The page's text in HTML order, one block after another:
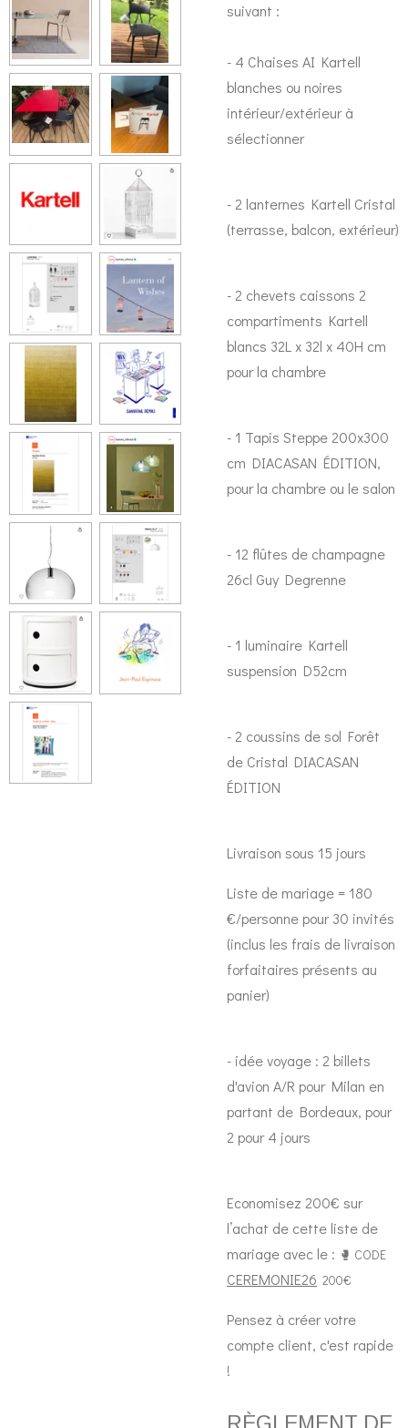
suivant :
- 4 Chaises AI Kartell
blanches ou noires
intérieur/extérieur à
sélectionner
- 2 lanternes Kartell Cristal
(terrasse, balcon, extérieur)
- 2 chevets caissons 2
compartiments Kartell
blancs 32L x 32l x 40H cm
pour la chambre
- 1 Tapis Steppe 200x300
cm DIACASAN ÉDITION,
pour la chambre ou le salon
- 12 flûtes de champagne
26cl Guy Degrenne
- 1 luminaire Kartell
suspension D52cm
- 2 coussins de sol Forêt
de Cristal DIACASAN
ÉDITION
Livraison sous 15 jours
Liste de mariage = 180
€/personne pour 30 invités
(inclus les frais de livraison
forfaitaires présents au
panier)
- idée voyage : 2 billets
d'avion A/R pour Milan en
partant de Bordeaux, pour
2 pour 4 jours
Economisez 200€ sur
l’achat de cette liste de
mariage avec le : 🥊 CODE
CEREMONIE26 200€
Pensez à créer votre
compte client, c'est rapide
!